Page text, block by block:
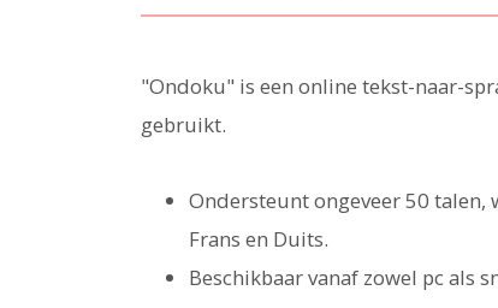
"Ondoku" is een online tekst-naar-
gebruikt.
Ondersteunt ongeveer 50 talen,
Frans en Duits.
Beschikbaar vanaf zowel pc als